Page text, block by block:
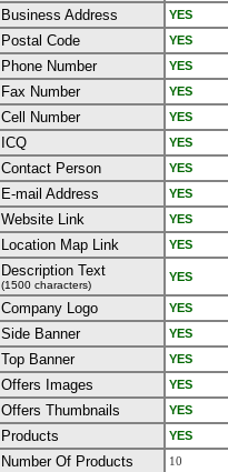
Business Address YES
Postal Code YES
Phone Number YES
Fax Number YES
Cell Number YES
ICQ YES
Contact Person YES
E-mail Address YES
Website Link YES
Location Map Link YES
Description Text
(1500 characters)
YES
Company Logo YES
Side Banner YES
Top Banner YES
Offers Images YES
Offers Thumbnails YES
Products YES
Number Of Products 10